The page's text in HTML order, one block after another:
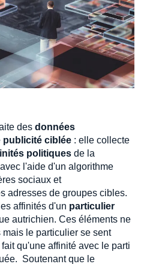
des données
publicité ciblée : elle collecte
politiques de la
l'aide d'un algorithme
sociaux et
adresses de groupes cibles.
affinités d'un particulier
autrichien. Ces éléments ne
le particulier se sent
fait qu'une affinité avec le parti
Soutenant que le